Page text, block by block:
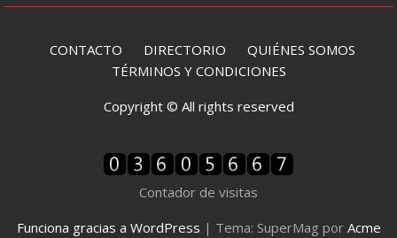
CONTACTO DIRECTORIO QUIÉNES SOMOS
TÉRMINOS Y CONDICIONES
Copyright © All rights reserved
Contador de visitas
Funciona gracias a WordPress | Tema: SuperMag por Acme